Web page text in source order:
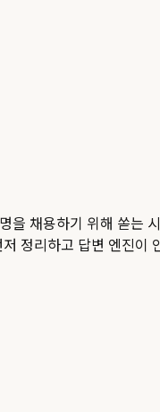
을 채용하기 위해 쏟는
정리하고 답변 엔진이